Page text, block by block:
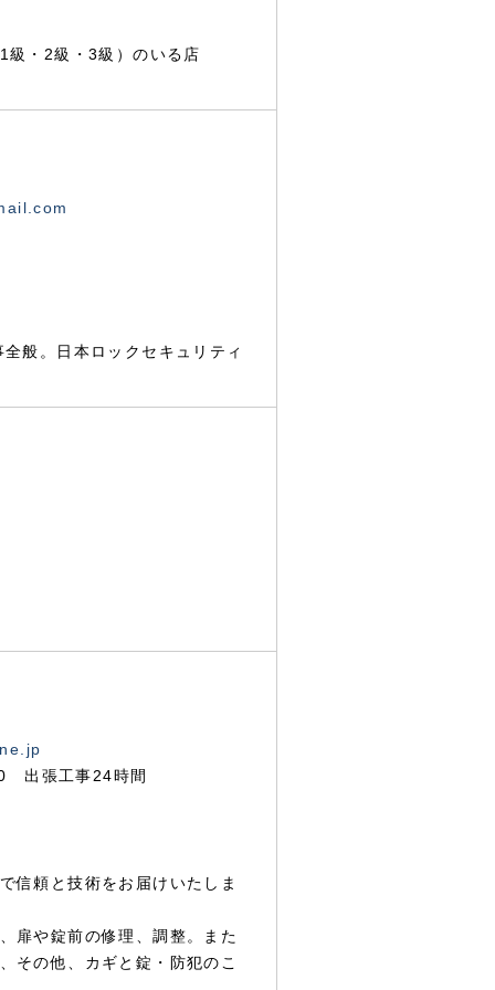
・2級・3級）のいる店
般。日本ロックセキュリティ
出張工事24時間
信頼と技術をお届けいたしま
扉や錠前の修理、調整。また
その他、カギと錠・防犯のこ